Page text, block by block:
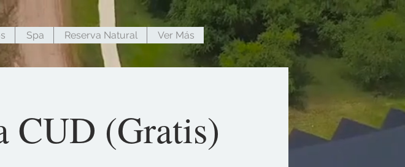
Spa Reserva Natural Ver Más
CUD (Gratis)